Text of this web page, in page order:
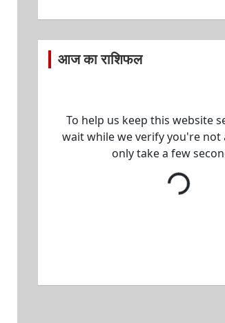
आज का राशिफल